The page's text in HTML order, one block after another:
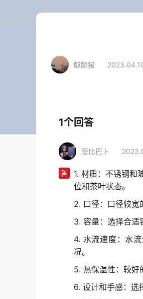
麒麟猪
1个回答
歪比巴卜
答
1. 材质：不锈钢和
位和茶叶状态。
2. 口径：口径较宽
3. 容量：选择合适
4. 水流速度：水
况。
5. 热保温性：较好
6. 设计和手感：选